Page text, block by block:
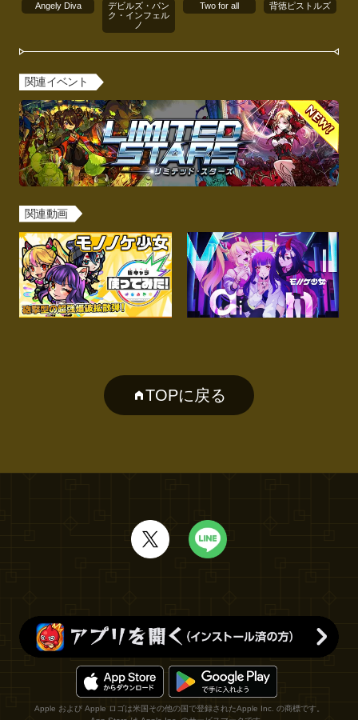
Angely Diva
デビルズ・パン
ク・インフェル
ノ
Two for all 背徳ピストルズ
関連イベント
関連動画
TOPに戻る
Apple および Apple ロゴは米国その他の国で登録されたApple Inc. の商標です。